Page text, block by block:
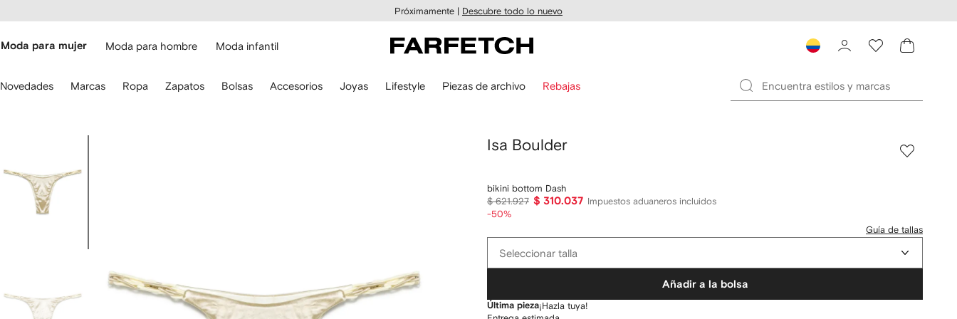
Próximamente | Descubre todo lo nuevo
Moda para mujer Moda para hombre Moda infantil
Novedades Marcas Ropa Zapatos Bolsas Accesorios Joyas Lifestyle Piezas de archivo Rebajas
de
Isa Boulder
bikini bottom Dash
$ 621.927 $ 310.037 Impuestos aduaneros incluidos
-50%
Guía de tallas
tallaSeleccionar talla
Añadir a la bolsa
Última pieza¡Hazla tuya!